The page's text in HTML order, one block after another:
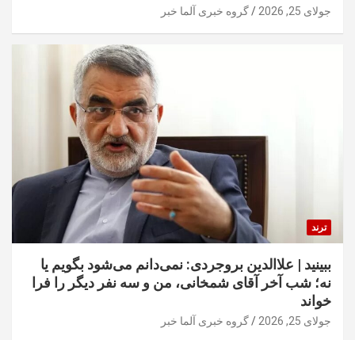
جولای 25, 2026 گروه خبری آلما خبر
ترند
ببینید | علاالدین بروجردی: نمی‌دانم می‌شود بگویم یا
نه؛ شب آخر آقای شمخانی، من و سه نفر دیگر را فرا
خواند
جولای 25, 2026 گروه خبری آلما خبر